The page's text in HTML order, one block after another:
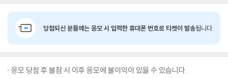
당첨되신 분들께는 응모 시 입력한 휴대폰 번호로 티켓이 발송됩니다.
응모 당첨 후 불참 시 이후 응모에 불이익이 있을 수 있습니다.